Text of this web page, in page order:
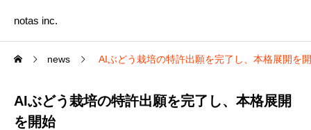
notas inc.
news AIぶどう栽培の特許出願を完了し、本格展開を
AIぶどう栽培の特許出願を完了し、本格展開
を開始